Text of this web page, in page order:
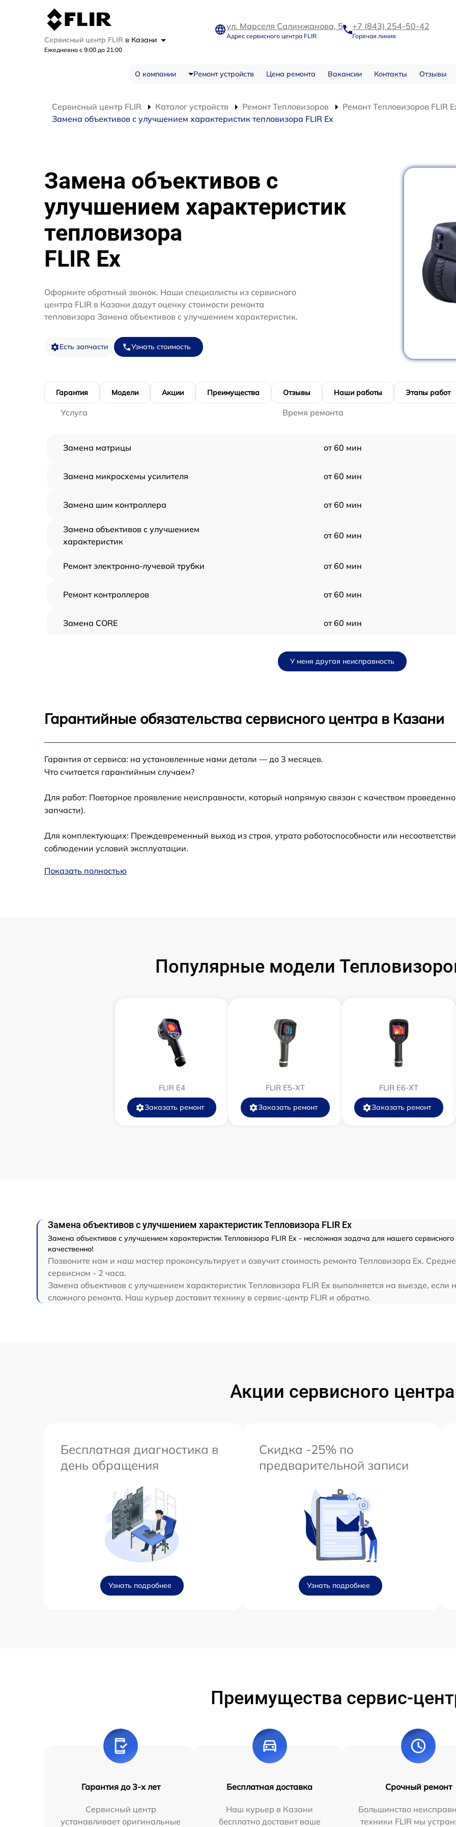
Сервисный центр FLIR в Казани
Ежедневно с 9:00 до 21:00
ул. Марселя Салимжанова, 5
Адрес сервисного центра FLIR
+7 (843) 254-50-42
Горячая линия
О компании Ремонт устройств Цена ремонта Вакансии Контакты Отзывы
Сервисный центр FLIR Каталог устройств Ремонт Тепловизоров
Ремонт Тепловизоров FLIR
Замена объективов с улучшением характеристик тепловизора FLIR Ex
Замена объективов с
улучшением характеристик
тепловизора
FLIR Ex
Оформите обратный звонок. Наши специалисты из сервисного
центра FLIR в Казани дадут оценку стоимости ремонта
тепловизора Замена объективов с улучшением характеристик.
Есть запчасти Узнать стоимость
Гарантия Модели Акции Преимущества Отзывы Наши работы Этапы работ
Услуга Время ремонта
Замена матрицы от 60 мин
Замена микросхемы усилителя от 60 мин
Замена шим контроллера от 60 мин
Замена объективов с улучшением
характеристик
от 60 мин
Ремонт электронно-лучевой трубки от 60 мин
Ремонт контроллеров от 60 мин
Замена CORE от 60 мин
от 60 мин
Ремонт встроенного дальнометра и
других устройств
Замена микросхемы логики от 60 мин
Ремонт цепи питания
от 60 мин
Прошивка (Обновление ПО)
Восстановление после попадания влаги
от 60 мин
У меня другая неисправность
Гарантийные обязательства сервисного центра в Казани
Гарантия от сервиса: на установленные нами детали — до 3 месяцев.
Что считается гарантийным случаем?
Для работ: Повторное проявление неисправности, который напрямую связан с качеством
запчасти).
Для комплектующих: Преждевременный выход из строя, утрата работоспособности или
соблюдении условий эксплуатации.
Показать полностью
Популярные модели
FLIR E4
Заказать ремонт
FLIR E5-XT
Заказать ремонт
FLIR E6-XT
Заказать ремонт
Замена объективов с улучшением характеристик Тепловизора FLIR Ex
Замена объективов с улучшением характеристик Тепловизора FLIR Ex - несложная задача для нашего
качественно!
Позвоните нам и наш мастер проконсультирует и озвучит стоимость ремонта Тепловизора Ex.
сервисном - 2 часа.
Замена объективов с улучшением характеристик Тепловизора FLIR Ex выполняется на выезде, если
сложного ремонта. Наш курьер доставит технику в сервис-центр FLIR и обратно.
Акции сервисного центра
Бесплатная диагностика в
день обращения
Узнать подробнее
Скидка -25% по
предварительной записи
Узнать подробнее
Преимущества сервис-
Гарантия до 3-х лет
Сервисный центр
устанавливает оригинальные
Бесплатная доставка
Наш курьер в Казани
бесплатно доставит ваше
Срочный ремонт
Большинство
техники FLIR мы